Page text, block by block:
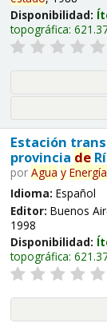
Disponibilidad:
topográfica:
Estación
provincia de
por Agua y Energía
Idioma: Español
Editor: Buenos
1998
Disponibilidad:
topográfica: